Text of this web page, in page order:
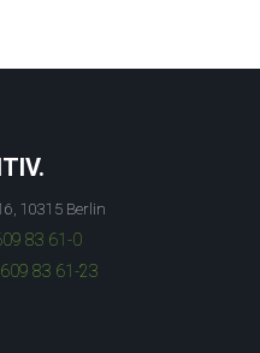
10315 Berlin
83 61-0
83 61-23